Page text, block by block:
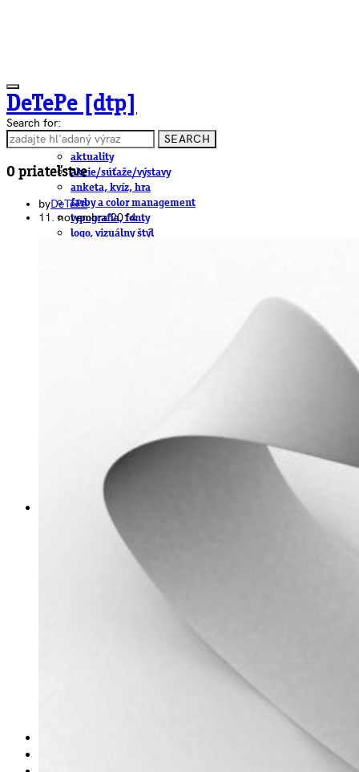
DeTePe [dtp]
ČLÁNKY
aktuality
akcie/súťaže/výstavy
anketa, kvíz, hra
farby a color management
typografia, fonty
logo, vizuálny štýl
pracovné ponuky
DeTePe [dtp]
ZÁKAZKY
základy DTP
pre klientov
pdf, ps, acrobat, distiller
fonty, písmo, typografia
farby a color management návody
Search for:
SEARCH
O priateľstve
byDeTePe
11. novembra 2014